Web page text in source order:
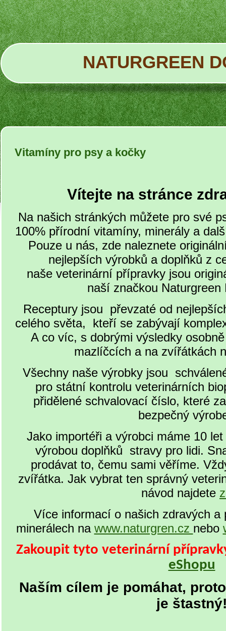
NATURGREEN
Vitamíny pro psy a kočky
Vítejte na stránce
Na našich stránkých můžete pro své
100% přírodní vitamíny, minerály a
Pouze u nás, zde naleznete
nejlepších výrobků a doplňků z
naše veterinární přípravky jsou
naší značkou
Receptury jsou převzaté od
celého světa, kteří se zabývají
A co víc, s dobrými výsledky
mazlíčcích a na zvířátkách
Všechny naše výrobky jsou
pro státní kontrolu veterinárních
přidělené schvalovací číslo, které
bezpečný
Jako importéři a výrobci máme 10
výrobou doplňků stravy pro lidi.
prodávat to, čemu sami věříme.
zvířátka. Jak vybrat ten správný
návod najdete
Více informací o našich zdravých
minerálech na www.naturgren.cz nebo
Zakoupit tyto veterinární
eShopu
Naším cílem je pomáhat,
je